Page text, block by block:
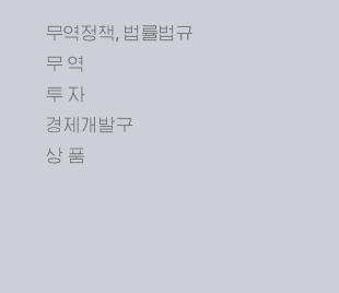
제24차 평양봄철국제상품전람회 개막
무역정책, 법률법규
무 역
투 자
경제개발구
상 품